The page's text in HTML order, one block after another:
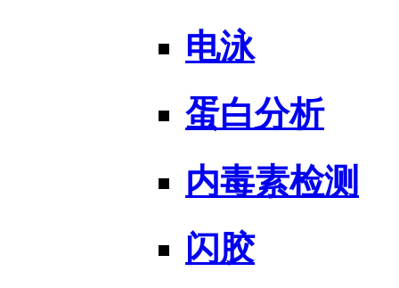
电泳
蛋白分析
内毒素检测
闪胶